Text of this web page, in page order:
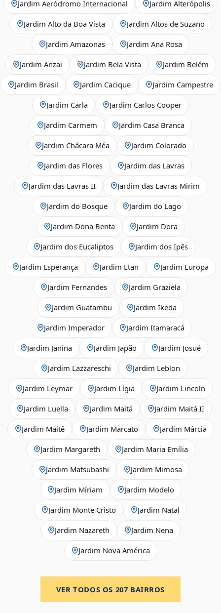
Jardim Aeródromo Internacional Jardim Alterópolis
Jardim Alto da Boa Vista Jardim Altos de Suzano
Jardim Amazonas Jardim Ana Rosa
Jardim Anzai Jardim Bela Vista Jardim Belém
Jardim Brasil Jardim Cacique Jardim Campestre
Jardim Carla Jardim Carlos Cooper
Jardim Carmem Jardim Casa Branca
Jardim Chácara Méa Jardim Colorado
Jardim das Flores Jardim das Lavras
Jardim das Lavras II Jardim das Lavras Mirim
Jardim do Bosque Jardim do Lago
Jardim Dona Benta Jardim Dora
Jardim dos Eucaliptos Jardim dos Ipês
Jardim Esperança Jardim Etan Jardim Europa
Jardim Fernandes Jardim Graziela
Jardim Guatambu Jardim Ikeda
Jardim Imperador Jardim Itamaracá
Jardim Janina Jardim Japão Jardim Josué
Jardim Lazzareschi Jardim Leblon
Jardim Leymar Jardim Lígia Jardim Lincoln
Jardim Luella Jardim Maitá Jardim Maitá II
Jardim Maitê Jardim Marcato Jardim Márcia
Jardim Margareth Jardim Maria Emília
Jardim Matsubashi Jardim Mimosa
Jardim Míriam Jardim Modelo
Jardim Monte Cristo Jardim Natal
Jardim Nazareth Jardim Nena
Jardim Nova América
VER TODOS OS 207 BAIRROS